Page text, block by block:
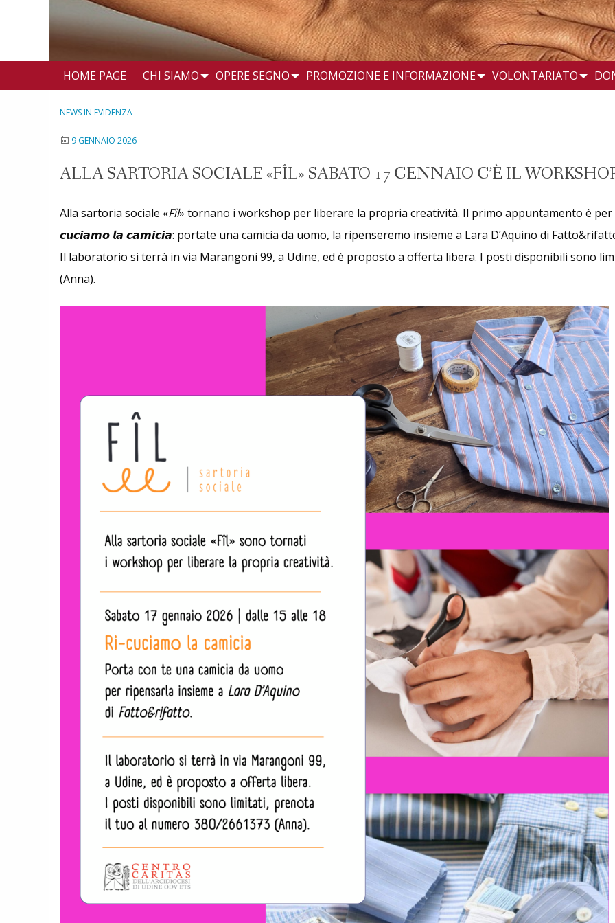
HOME PAGE CHI SIAMO OPERE SEGNO PROMOZIONE E INFORMAZIONE VOLONTARIATO
NEWS IN EVIDENZA
9 GENNAIO 2026
ALLA SARTORIA SOCIALE «FÎL» SABATO 17 GENNAIO C’È IL
Alla sartoria sociale «Fîl» tornano i workshop per liberare la propria creatività. Il primo appuntamento è per
𝙘𝙪𝙘𝙞𝙖𝙢𝙤 𝙡𝙖 𝙘𝙖𝙢𝙞𝙘𝙞𝙖: portate una camicia da uomo, la ripenseremo insieme a Lara D’Aquino di
Il laboratorio si terrà in via Marangoni 99, a Udine, ed è proposto a offerta libera. I posti disponibili sono
(Anna).